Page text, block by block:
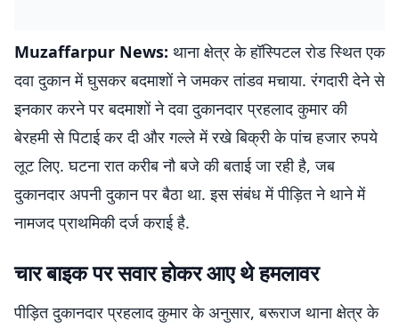
Muzaffarpur News: थाना क्षेत्र के हॉस्पिटल रोड स्थित एक
दवा दुकान में घुसकर बदमाशों ने जमकर तांडव मचाया. रंगदारी देने से
इनकार करने पर बदमाशों ने दवा दुकानदार प्रहलाद कुमार की
बेरहमी से पिटाई कर दी और गल्ले में रखे बिक्री के पांच हजार रुपये
लूट लिए. घटना रात करीब नौ बजे की बताई जा रही है, जब
दुकानदार अपनी दुकान पर बैठा था. इस संबंध में पीड़ित ने थाने में
नामजद प्राथमिकी दर्ज कराई है.
चार बाइक पर सवार होकर आए थे हमलावर
पीड़ित दुकानदार प्रहलाद कुमार के अनुसार, बरूराज थाना क्षेत्र के